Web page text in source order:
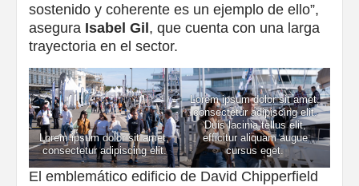
sostenido y coherente es un ejemplo de ello”,
asegura Isabel Gil, que cuenta con una larga
trayectoria en el sector.
Lorem ipsum dolor sit amet,
consectetur adipiscing elit.
Lorem ipsum dolor sit amet,
consectetur adipiscing elit.
Duis lacinia tellus elit,
efficitur aliquam augue
cursus eget.
El emblemático edificio de David Chipperfield